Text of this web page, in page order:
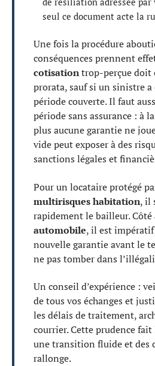
seul ce document acte la
Une fois la procédure
conséquences prennent
cotisationtrop-perçue doit
prorata, sauf si un sinistre a
période couverte. Il faut
période sans assurance : à
plus aucune garantie ne
vide peut exposer à des
sanctions légales et
Pour un locataire protégé
multirisques habitation, il
rapidement le bailleur. Côté
automobile, il est
nouvelle garantie avant le
ne pas tomber dans
Un conseil d’expérience :
de tous vos échanges et
les délais de traitement,
courrier. Cette prudence
une transition fluide et des
rallonge.